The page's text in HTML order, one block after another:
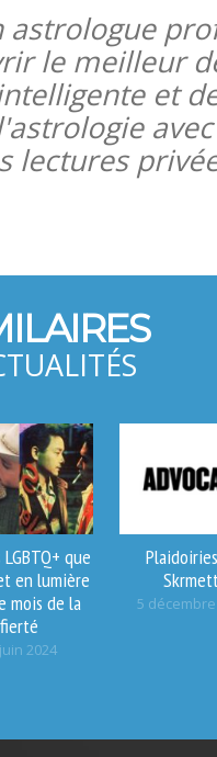
le meilleur
et
lectures
que
en lumière
mois de la
fierté
2024
5